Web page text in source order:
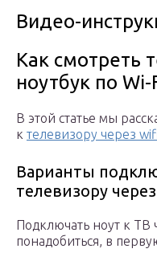
Видео-
Как смотреть
ноутбук по Wi-
В этой статье мы
к телевизору через
Варианты
телевизору
Подключать ноут к ТВ
понадобиться, в